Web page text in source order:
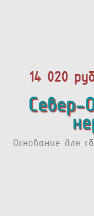
14 020
Север-
Основание для